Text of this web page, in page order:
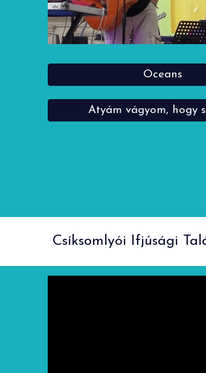
Oceans
Atyám vágyom, hogy
Csíksomlyói Ifjúsági